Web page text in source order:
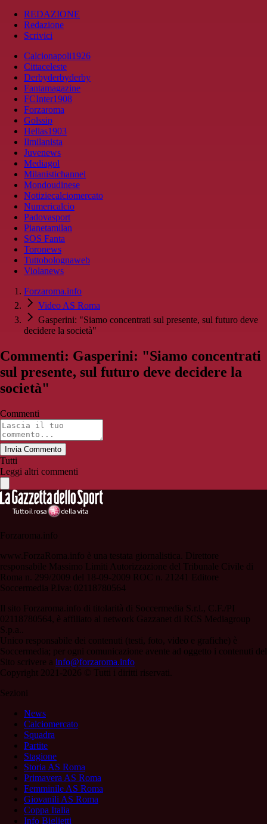
REDAZIONE
Redazione
Scrivici
Calcionapoli1926
Cittaceleste
Derbyderbyderby
Fantamagazine
FCInter1908
Forzaroma
Golssip
Hellas1903
Ilmilanista
Juvenews
Mediagol
Milanistichannel
Mondoudinese
Notiziecalciomercato
Numericalcio
Padovasport
Pianetamilan
SOS Fanta
Toronews
Tuttobolognaweb
Violanews
Forzaroma.info
Video AS Roma
Gasperini: "Siamo concentrati sul presente, sul futuro deve
decidere la società"
Commenti: Gasperini: "Siamo concentrati
sul presente, sul futuro deve decidere la
società"
Commenti
Invia Commento
Tutti
Leggi altri commenti
Forzaroma.info
www.ForzaRoma.info è una testata giornalistica. Direttore
responsabile Massimo Limiti Autorizzazione del Tribunale Civile di
Roma n. 299/2009 del 18-09-2009 ROC n. 21241 Editore
Soccermedia P.Iva: 02118780564
Il sito Forzaroma.info di titolarità di Soccermedia S.r.l., C.F./PI
02118780564, è affiliato al network Gazzanet di RCS Mediagroup
S.p.a..
Unico responsabile dei contenuti (testi, foto, video e grafiche) è
Soccermedia; per ogni comunicazione avente ad oggetto i contenuti del
Sito scrivere a info@forzaroma.info
Copyright 2021-2026 © Tutti i diritti riservati.
Sezioni
News
Calciomercato
Squadra
Partite
Stagione
Storia AS Roma
Primavera AS Roma
Femminile AS Roma
Giovanili AS Roma
Coppa Italia
Info Biglietti